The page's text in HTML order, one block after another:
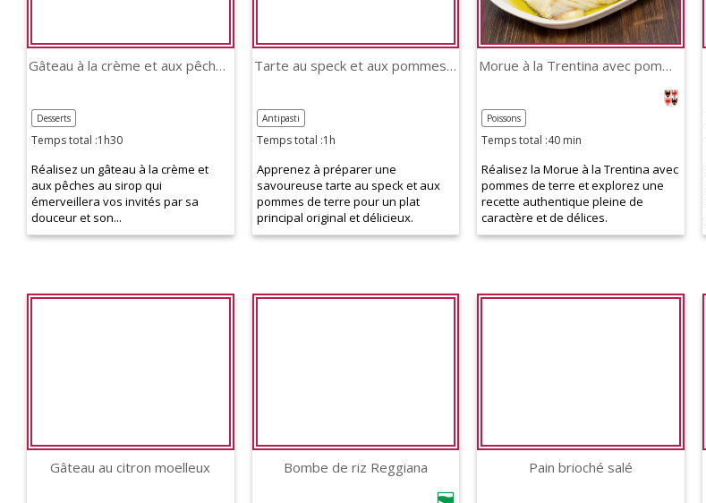
Gâteau à la crème et aux pêches au sirop
Temps total :1h30
Desserts
Réalisez un gâteau à la crème et
aux pêches au sirop qui
émerveillera vos invités par sa
douceur et son...
Tarte au speck et aux pommes de terre
Temps total :1h
Antipasti
Apprenez à préparer une
savoureuse tarte au speck et aux
pommes de terre pour un plat
principal original et délicieux.
Morue à la Trentina avec pommes de terre
Temps total :40 min
Poissons
Réalisez la Morue à la Trentina avec
pommes de terre et explorez une
recette authentique pleine de
caractère et de délices.
Gâteau au citron moelleux Bombe de riz Reggiana Pain brioché salé